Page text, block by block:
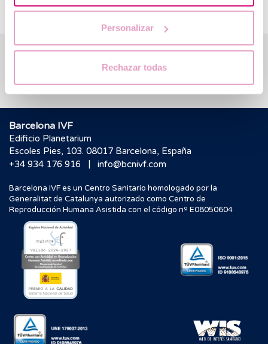
Personalizar
Rechazar todas
Te ayudamos a resolver tus dudas
Barcelona IVF
Edificio Planetarium
Escoles Pies, 103. 08017 Barcelona, España
+34 934 176 916
| info@bcnivf.com
Barcelona IVF es un Centro Sanitario homologado por la
Generalitat de Catalunya autorizado como Centro de
Reproducción Humana Asistida con el código nº E08050604